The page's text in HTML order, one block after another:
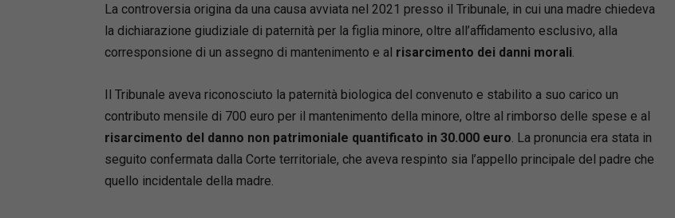
espressioni della dottrina.
L’analisi si sviluppa dai presupposti del processo
(giurisdizione e competenza) per giungere sino al
stranieri nel nostro paese (un profilo di sempre
maggiore rilevanza nell’esperienza pratica). Notevole
attenzione è dedicata ai profili difensivi, al contenuto
degli atti e alle strategie processuali, con
l’approfondimento delle criticità operative emerse
La controversia origina da una causa avviata nel 2021 presso il Tribunale, in cui una madre chiedeva
la dichiarazione giudiziale di paternità per la figlia minore, oltre all’affidamento esclusivo, alla
corresponsione di un assegno di mantenimento e al risarcimento dei danni morali
Il Tribunale aveva riconosciuto la paternità biologica del convenuto e stabilito a suo carico un
contributo mensile di 700 euro per il mantenimento della minore, oltre al rimborso delle spese e al
risarcimento del danno non patrimoniale quantificato in 30.000 euro . La pronuncia era stata in
seguito confermata dalla Corte territoriale, che aveva respinto sia l’appello principale del padre che
quello incidentale della madre.